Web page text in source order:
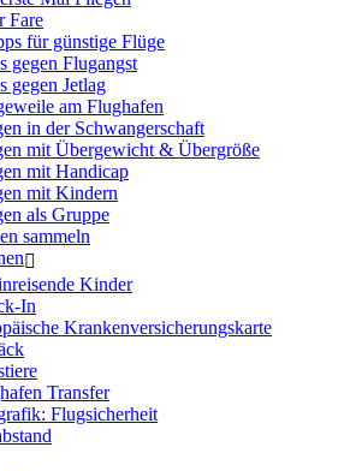
Fare
für günstige Flüge
gegen Flugangst
gegen Jetlag
am Flughafen
in der Schwangerschaft
mit Übergewicht & Übergröße
mit Handicap
mit Kindern
als Gruppe
sammeln
Kinder
In
Krankenversicherungskarte
Transfer
Flugsicherheit